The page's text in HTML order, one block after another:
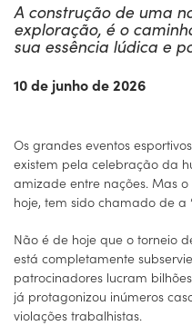
A construção de uma
exploração, é o
sua essência lúdica e
10 de junho de 2026
Os grandes eventos
existem pela celebração da
amizade entre nações. Mas o
hoje, tem sido chamado de a
Não é de hoje que o torneio
está completamente
patrocinadores lucram
já protagonizou inúmeros
violações trabalhistas.